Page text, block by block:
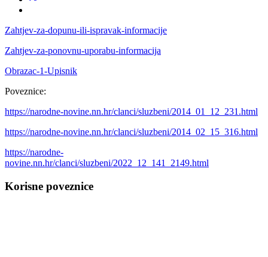
Zahtjev-za-dopunu-ili-ispravak-informacije
Zahtjev-za-ponovnu-uporabu-informacija
Obrazac-1-Upisnik
Poveznice:
https://narodne-novine.nn.hr/clanci/sluzbeni/2014_01_12_231.html
https://narodne-novine.nn.hr/clanci/sluzbeni/2014_02_15_316.html
https://narodne-
novine.nn.hr/clanci/sluzbeni/2022_12_141_2149.html
Korisne poveznice